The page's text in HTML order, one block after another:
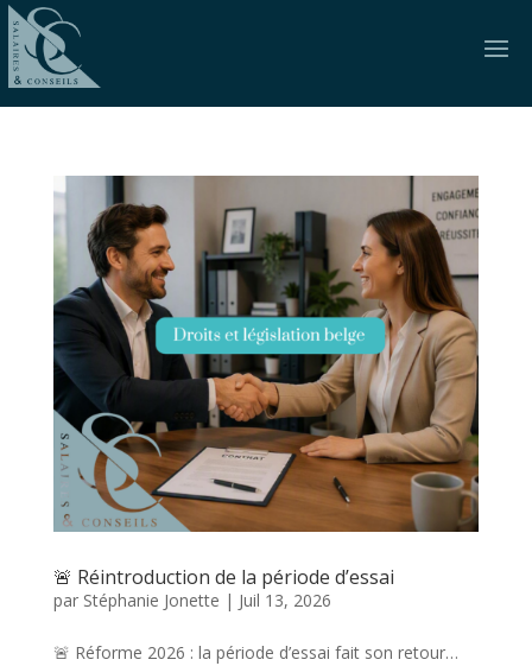
🚨 Réintroduction de la période d’essai
par Stéphanie Jonette | Juil 13, 2026
🚨 Réforme 2026 : la période d’essai fait son retour…